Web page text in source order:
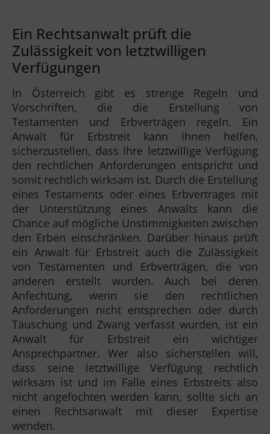
Ein Rechtsanwalt prüft die
Zulässigkeit von letztwilligen
Verfügungen
In Österreich gibt es strenge Regeln und
Vorschriften, die die Erstellung von
Testamenten und Erbverträgen regeln. Ein
Anwalt für Erbstreit kann Ihnen helfen,
sicherzustellen, dass Ihre letztwillige Verfügung
den rechtlichen Anforderungen entspricht und
somit rechtlich wirksam ist. Durch die Erstellung
eines Testaments oder eines Erbvertrages mit
der Unterstützung eines Anwalts kann die
Chance auf mögliche Unstimmigkeiten zwischen
den Erben einschränken. Darüber hinaus prüft
ein Anwalt für Erbstreit auch die Zulässigkeit
von Testamenten und Erbverträgen, die von
anderen erstellt wurden. Auch bei deren
Anfechtung, wenn sie den rechtlichen
Anforderungen nicht entsprechen oder durch
Täuschung und Zwang verfasst wurden, ist ein
Anwalt für Erbstreit ein wichtiger
Ansprechpartner. Wer also sicherstellen will,
dass seine letztwillige Verfügung rechtlich
wirksam ist und im Falle eines Erbstreits also
nicht angefochten werden kann, sollte sich an
einen Rechtsanwalt mit dieser Expertise
wenden.